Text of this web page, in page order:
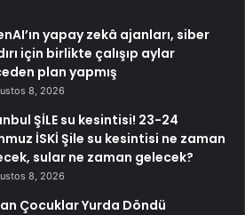
yapay zekâ ajanları, siber
için birlikte çalışıp aylar
plan yapmış
8, 2026
ŞİLE su kesintisi! 23-24
İSKİ Şile su kesintisi ne zaman
sular ne zaman gelecek?
8, 2026
Çocuklar Yurda Döndü